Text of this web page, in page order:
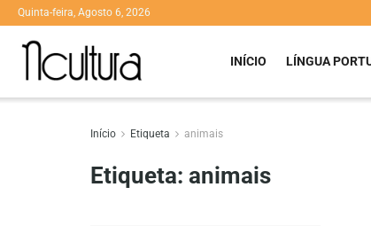
Quinta-feira, Agosto 6, 2026
INÍCIO LÍNGUA
Início Etiqueta animais
Etiqueta: animais